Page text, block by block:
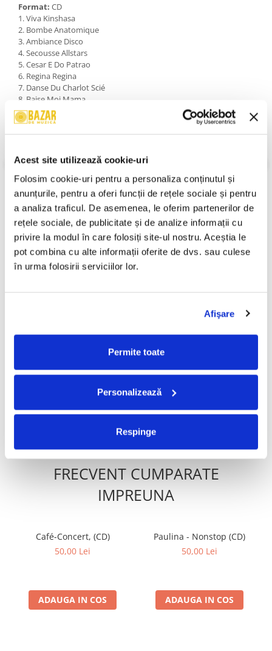
Acest site utilizează cookie-uri
Folosim cookie-uri pentru a personaliza conținutul și
anunțurile, pentru a oferi funcții de rețele sociale și pentru
a analiza traficul. De asemenea, le oferim partenerilor de
rețele sociale, de publicitate și de analize informații cu
privire la modul în care folosiți site-ul nostru. Aceștia le
pot combina cu alte informații oferite de dvs. sau culese
în urma folosirii serviciilor lor.
Afişare
Permite toate
Personalizează
Respinge
Format: CD
1. Viva Kinshasa
2. Bombe Anatomique
3. Ambiance Disco
4. Secousse Allstars
5. Cesar E Do Patrao
6. Regina Regina
7. Danse Du Charlot Scié
8. Baise Moi Mama
9. Techno Malewa Mécanique
10. Kobeta Paul
13. Danse Du Charlot Scié (Blackjoy Remix)
Stil:Folk, World, & Country ; Soundtrack
Stare Disc:Mint (M)
Stare Coperta:
Mint (M)
Informatii conformitate produs
Review-uri(0)
PRODUSE ALTERNATIVE
The West End Orchestra -
High School Musical 2, (CD)
49,99 Lei
ADAUGA IN COS
Various – The Lion King
(Original Motion Picture
Soundtrack) (CD)
39,99 Lei
ADAUGA IN COS
FRECVENT CUMPARATE
IMPREUNA
Café-Concert, (CD)
50,00 Lei
ADAUGA IN COS
Paulina - Nonstop (CD)
50,00 Lei
ADAUGA IN COS